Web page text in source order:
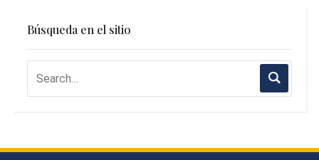
Búsqueda en el sitio